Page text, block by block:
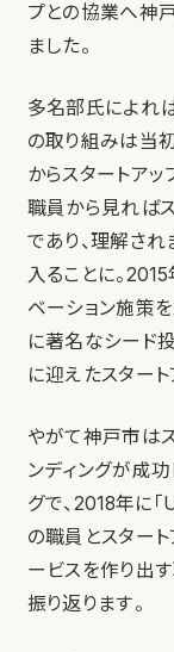
プとの協業へ神
ました。
多名部氏によれ
の取り組みは当
からスタートア
職員から見れば
であり、理解され
入ることに。
ベーション施策
に著名なシード
に迎えたスター
やがて神戸市は
ンディングが成功
グで、2018年に
の職員とスター
ービスを作り出
振り返ります。